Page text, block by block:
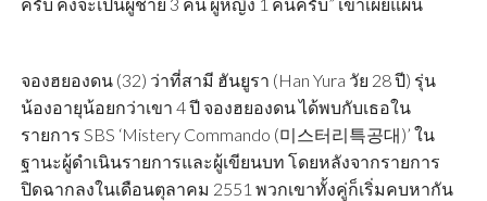
จองฮยองดน (32) ว่าที่สามี ฮันยูรา (Han Yura วัย 28 ปี) รุ่น
น้องอายุน้อยกว่าเขา 4 ปี จองฮยองดน ได้พบกับเธอใน
รายการ SBS ‘Mistery Commando (미스터리특공대)’ ใน
ฐานะผู้ดำเนินรายการและผู้เขียนบท โดยหลังจากรายการ
ปิดฉากลงในเดือนตุลาคม 2551 พวกเขาทั้งคู่ก็เริ่มคบหากัน